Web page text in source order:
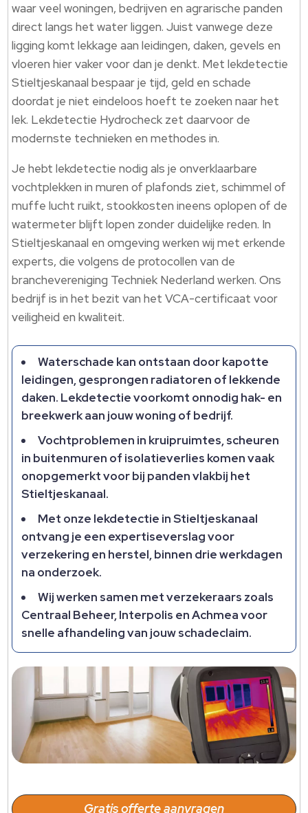
waar veel woningen, bedrijven en agrarische panden
direct langs het water liggen. Juist vanwege deze
ligging komt lekkage aan leidingen, daken, gevels en
vloeren hier vaker voor dan je denkt. Met lekdetectie
Stieltjeskanaal bespaar je tijd, geld en schade
doordat je niet eindeloos hoeft te zoeken naar het
lek. Lekdetectie Hydrocheck zet daarvoor de
modernste technieken en methodes in.
Je hebt lekdetectie nodig als je onverklaarbare
vochtplekken in muren of plafonds ziet, schimmel of
muffe lucht ruikt, stookkosten ineens oplopen of de
watermeter blijft lopen zonder duidelijke reden. In
Stieltjeskanaal en omgeving werken wij met erkende
experts, die volgens de protocollen van de
branchevereniging Techniek Nederland werken. Ons
bedrijf is in het bezit van het VCA-certificaat voor
veiligheid en kwaliteit.
Waterschade kan ontstaan door kapotte
leidingen, gesprongen radiatoren of lekkende
daken. Lekdetectie voorkomt onnodig hak- en
breekwerk aan jouw woning of bedrijf.
Vochtproblemen in kruipruimtes, scheuren
in buitenmuren of isolatieverlies komen vaak
onopgemerkt voor bij panden vlakbij het
Stieltjeskanaal.
Met onze lekdetectie in Stieltjeskanaal
ontvang je een expertiseverslag voor
verzekering en herstel, binnen drie werkdagen
na onderzoek.
Wij werken samen met verzekeraars zoals
Centraal Beheer, Interpolis en Achmea voor
snelle afhandeling van jouw schadeclaim.
Gratis offerte aanvragen